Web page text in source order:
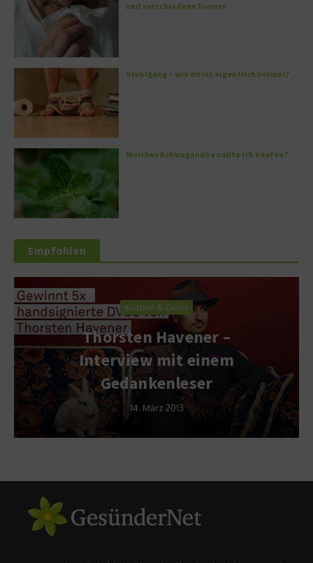
und verschiedene Formen
Stuhlgang – wie oft ist eigentlich normal?
Welches Ashwagandha sollte ich kaufen?
Empfohlen
Körper & Geist
Thorsten Havener –
Interview mit einem
Gedankenleser
14. März 2013